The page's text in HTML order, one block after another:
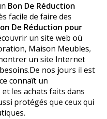
Bon De Réduction
facile de faire des
De Réduction pour
un site web où
Maison Meubles,
un site Internet
nos jours il est
connaît un
les achats faits dans
protégés que ceux qui